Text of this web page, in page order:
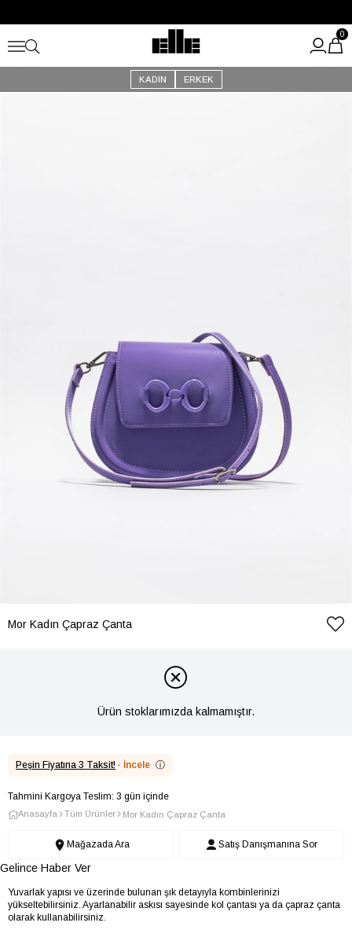
Kargo Ücretsiz!
KADIN ERKEK
0
Mor Kadın Çapraz Çanta
Ürün stoklarımızda kalmamıştır.
Peşin Fiyatına 3 Taksit! · İncele ⓘ
Tahmini Kargoya Teslim: 3 gün içinde
Anasayfa Tüm Ürünler Mor Kadın Çapraz Çanta
Mağazada Ara Satış Danışmanına Sor
Gelince Haber Ver
Yuvarlak yapısı ve üzerinde bulunan şık detayıyla kombinlerinizi
yükseltebilirsiniz. Ayarlanabilir askısı sayesinde kol çantası ya da çapraz çanta
olarak kullanabilirsiniz.